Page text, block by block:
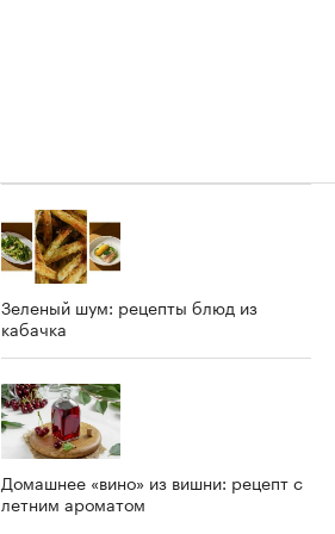
Зеленый шум: рецепты блюд из
кабачка
Домашнее «вино» из вишни: рецепт с
летним ароматом